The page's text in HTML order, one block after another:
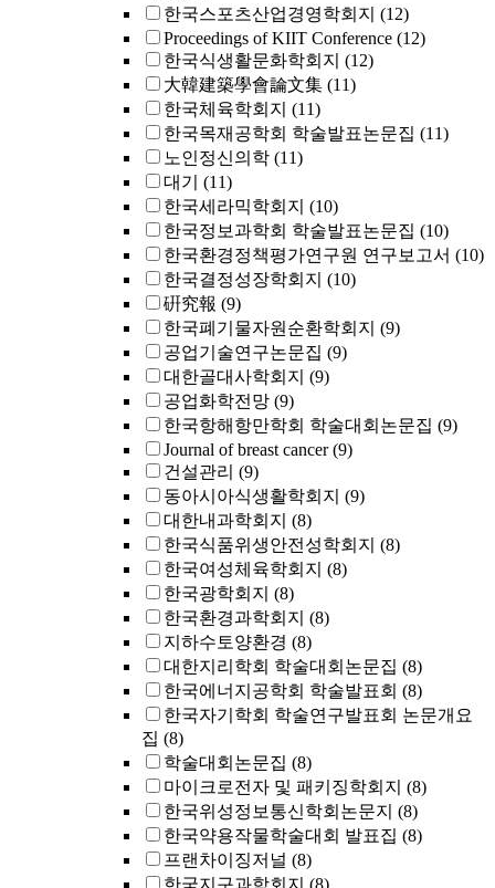
한국스포츠산업경영학회지 (12)
Proceedings of KIIT Conference (12)
한국식생활문화학회지 (12)
大韓建築學會論文集 (11)
한국체육학회지 (11)
한국목재공학회 학술발표논문집 (11)
노인정신의학 (11)
대기
(11)
한국세라믹학회지 (10)
한국정보과학회 학술발표논문집 (10)
한국환경정책평가연구원 연구보고서 (10)
한국결정성장학회지 (10)
硏究報 (9)
한국폐기물자원순환학회지 (9)
공업기술연구논문집 (9)
대한골대사학회지 (9)
공업화학전망 (9)
한국항해항만학회 학술대회논문집 (9)
Journal of breast cancer (9)
건설관리 (9)
동아시아식생활학회지 (9)
대한내과학회지 (8)
한국식품위생안전성학회지 (8)
한국여성체육학회지 (8)
한국광학회지 (8)
한국환경과학회지 (8)
지하수토양환경 (8)
대한지리학회 학술대회논문집 (8)
한국에너지공학회 학술발표회 (8)
한국자기학회 학술연구발표회 논문개요
집 (8)
학술대회논문집 (8)
마이크로전자 및 패키징학회지 (8)
한국위성정보통신학회논문지 (8)
한국약용작물학술대회 발표집 (8)
프랜차이징저널 (8)
한국지구과학회지 (8)